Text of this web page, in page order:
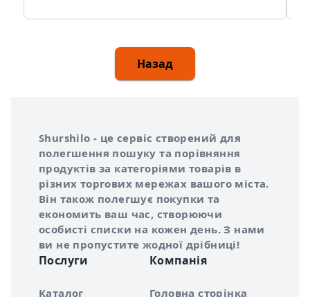
Назад
Про сервіс Shurshilo
Shurshilo - це сервіс створений для
полегшення пошуку та порівняння
продуктів за категоріями товарів в
різних торгових мережах вашого міста.
Він також полегшує покупки та
економить ваш час, створюючи
особисті списки на кожен день. З нами
ви не пропустите жодної дрібниці!
Послуги
Каталог
Компанія
Головна сторінка